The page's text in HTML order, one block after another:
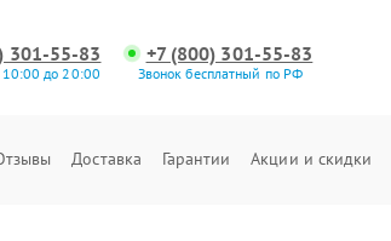
301-55-83
10:00 до 20:00
+7 (800) 301-55-83
Звонок бесплатный по РФ
Доставка Гарантии Акции и скидки